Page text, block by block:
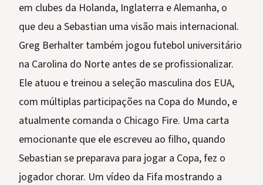
em clubes da Holanda, Inglaterra e Alemanha, o
que deu a Sebastian uma visão mais internacional.
Greg Berhalter também jogou futebol universitário
na Carolina do Norte antes de se profissionalizar.
Ele atuou e treinou a seleção masculina dos EUA,
com múltiplas participações na Copa do Mundo, e
atualmente comanda o Chicago Fire. Uma carta
emocionante que ele escreveu ao filho, quando
Sebastian se preparava para jogar a Copa, fez o
jogador chorar. Um vídeo da Fifa mostrando a